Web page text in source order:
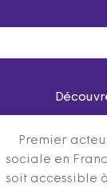
Premier
sociale en
soit accessible